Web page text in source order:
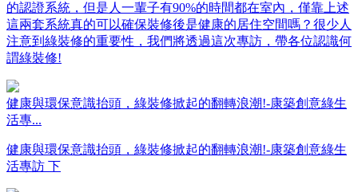
的認證系統，但是人一輩子有90%的時間都在室內，僅靠上述
這兩套系統真的可以確保裝修後是健康的居住空間嗎？很少人
注意到綠裝修的重要性，我們將透過這次專訪，帶各位認識何
謂綠裝修!
健康與環保意識抬頭，綠裝修掀起的翻轉浪潮!-康築創意綠生
活專...
健康與環保意識抬頭，綠裝修掀起的翻轉浪潮!-康築創意綠生
活專訪 下